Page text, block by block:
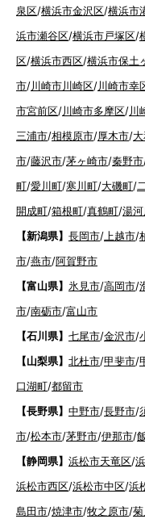
泉区/横浜市金沢区/横浜市
浜市瀬谷区/横浜市戸塚区/
区/横浜市西区/横浜市保土
市/川崎市川崎区/川崎市幸
市宮前区/川崎市多摩区/川
三浦市/相模原市/厚木市/
市/藤沢市/茅ヶ崎市/秦野市
町/愛川町/寒川町/大磯町/
開成町/箱根町/真鶴町/湯
【新潟県】 長岡市/ 上越市/
市/燕市/阿賀野市
【富山県】 氷見市/高岡市/
市/南砺市/富山市
【石川県】 七尾市/金沢市/
【山梨県】 北杜市/甲斐市/
口湖町/都留市
【長野県】 中野市/長野市/
市/松本市/茅野市/伊那市/
【静岡県】 浜松市天竜区/
浜松市西区/浜松市中区/浜
島田市/焼津市/牧之原市/